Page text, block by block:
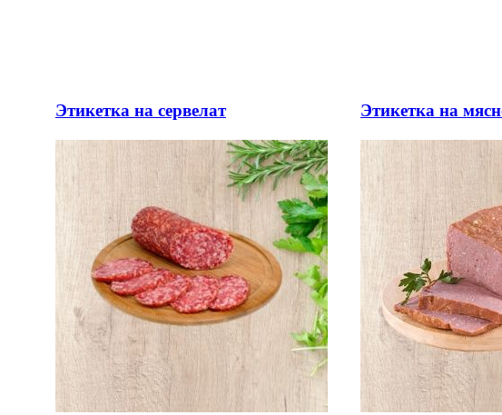
Этикетка на сервелат Этикетка на